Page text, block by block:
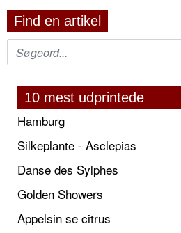
Find en artikel
10 mest udprintede
Hamburg
Silkeplante - Asclepias
Danse des Sylphes
Golden Showers
Appelsin se citrus